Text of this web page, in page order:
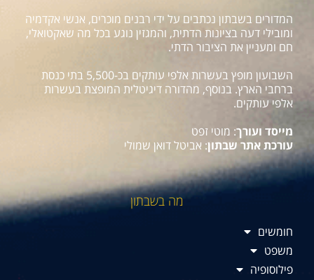
המדורים בשבתון נכתבים על ידי רבנים מוכרים, אנשי אקדמיה
ומובילי דעה בציונות הדתית, והמגזין נוגע בכל מה שאקטואלי,
חם ומעניין את הציבור הדתי.
השבועון מופץ בעשרות אלפי עותקים בכ-5,500 בתי כנסת
ברחבי הארץ. בנוסף, מהדורה דיגיטלית המופצת בעשרות
אלפי עותקים.
מייסד ועורך: מוטי זפט
עורכת אתר שבתון: אביטל דואן שמולי
מה בשבתון
חומשים
משפט
פילוסופיה